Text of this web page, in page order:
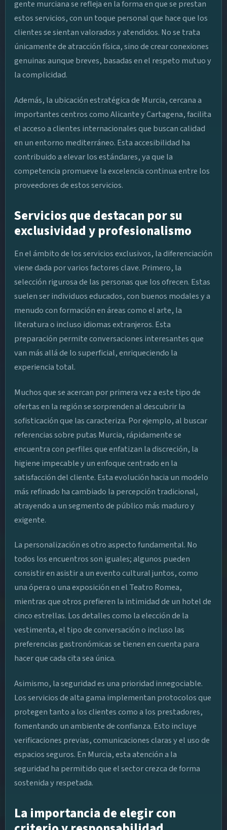
gente murciana se refleja en la forma en que se prestan
estos servicios, con un toque personal que hace que los
clientes se sientan valorados y atendidos. No se trata
únicamente de atracción física, sino de crear conexiones
genuinas aunque breves, basadas en el respeto mutuo y
la complicidad.
Además, la ubicación estratégica de Murcia, cercana a
importantes centros como Alicante y Cartagena, facilita
el acceso a clientes internacionales que buscan calidad
en un entorno mediterráneo. Esta accesibilidad ha
contribuido a elevar los estándares, ya que la
competencia promueve la excelencia continua entre los
proveedores de estos servicios.
Servicios que destacan por su
exclusividad y profesionalismo
En el ámbito de los servicios exclusivos, la diferenciación
viene dada por varios factores clave. Primero, la
selección rigurosa de las personas que los ofrecen. Estas
suelen ser individuos educados, con buenos modales y a
menudo con formación en áreas como el arte, la
literatura o incluso idiomas extranjeros. Esta
preparación permite conversaciones interesantes que
van más allá de lo superficial, enriqueciendo la
experiencia total.
Muchos que se acercan por primera vez a este tipo de
ofertas en la región se sorprenden al descubrir la
sofisticación que las caracteriza. Por ejemplo, al buscar
referencias sobre putas Murcia, rápidamente se
encuentra con perfiles que enfatizan la discreción, la
higiene impecable y un enfoque centrado en la
satisfacción del cliente. Esta evolución hacia un modelo
más refinado ha cambiado la percepción tradicional,
atrayendo a un segmento de público más maduro y
exigente.
La personalización es otro aspecto fundamental. No
todos los encuentros son iguales; algunos pueden
consistir en asistir a un evento cultural juntos, como
una ópera o una exposición en el Teatro Romea,
mientras que otros prefieren la intimidad de un hotel de
cinco estrellas. Los detalles como la elección de la
vestimenta, el tipo de conversación o incluso las
preferencias gastronómicas se tienen en cuenta para
hacer que cada cita sea única.
Asimismo, la seguridad es una prioridad innegociable.
Los servicios de alta gama implementan protocolos que
protegen tanto a los clientes como a los prestadores,
fomentando un ambiente de confianza. Esto incluye
verificaciones previas, comunicaciones claras y el uso de
espacios seguros. En Murcia, esta atención a la
seguridad ha permitido que el sector crezca de forma
sostenida y respetada.
La importancia de elegir con